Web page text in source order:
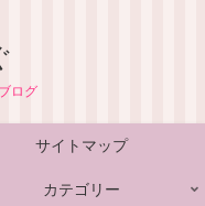
ログ
サイトマップ
カテゴリー